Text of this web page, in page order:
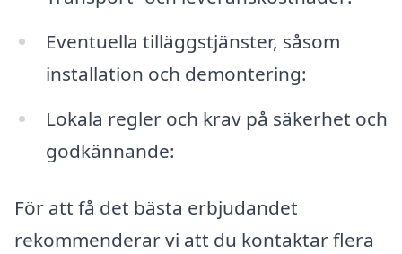
Eventuella tilläggstjänster, såsom
installation och demontering:
Lokala regler och krav på säkerhet och
godkännande:
För att få det bästa erbjudandet
rekommenderar vi att du kontaktar flera